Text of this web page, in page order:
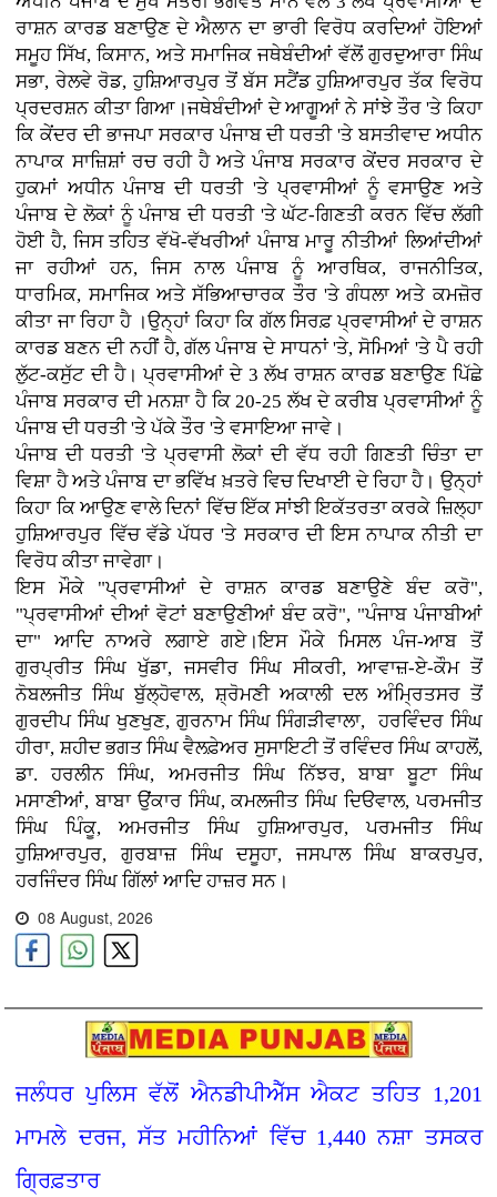
ਰਾਸ਼ਨ ਕਾਰਡ ਬਣਾਉਣ ਦੇ ਐਲਾਨ ਦਾ ਭਾਰੀ ਵਿਰੋਧ ਕਰਦਿਆਂ ਹੋਇਆਂ
ਸਮੂਹ ਸਿੱਖ, ਕਿਸਾਨ, ਅਤੇ ਸਮਾਜਿਕ ਜਥੇਬੰਦੀਆਂ ਵੱਲੋਂ ਗੁਰਦੁਆਰਾ ਸਿੰਘ
ਸਭਾ, ਰੇਲਵੇ ਰੋਡ, ਹੁਸ਼ਿਆਰਪੁਰ ਤੋਂ ਬੱਸ ਸਟੈਂਡ ਹੁਸ਼ਿਆਰਪੁਰ ਤੱਕ ਵਿਰੋਧ
ਪ੍ਰਦਰਸ਼ਨ ਕੀਤਾ ਗਿਆ।ਜਥੇਬੰਦੀਆਂ ਦੇ ਆਗੂਆਂ ਨੇ ਸਾਂਝੇ ਤੌਰ 'ਤੇ ਕਿਹਾ
ਕਿ ਕੇਂਦਰ ਦੀ ਭਾਜਪਾ ਸਰਕਾਰ ਪੰਜਾਬ ਦੀ ਧਰਤੀ 'ਤੇ ਬਸਤੀਵਾਦ ਅਧੀਨ
ਨਾਪਾਕ ਸਾਜ਼ਿਸ਼ਾਂ ਰਚ ਰਹੀ ਹੈ ਅਤੇ ਪੰਜਾਬ ਸਰਕਾਰ ਕੇਂਦਰ ਸਰਕਾਰ ਦੇ
ਹੁਕਮਾਂ ਅਧੀਨ ਪੰਜਾਬ ਦੀ ਧਰਤੀ 'ਤੇ ਪ੍ਰਵਾਸੀਆਂ ਨੂੰ ਵਸਾਉਣ ਅਤੇ
ਪੰਜਾਬ ਦੇ ਲੋਕਾਂ ਨੂੰ ਪੰਜਾਬ ਦੀ ਧਰਤੀ 'ਤੇ ਘੱਟ-ਗਿਣਤੀ ਕਰਨ ਵਿੱਚ ਲੱਗੀ
ਹੋਈ ਹੈ, ਜਿਸ ਤਹਿਤ ਵੱਖੋ-ਵੱਖਰੀਆਂ ਪੰਜਾਬ ਮਾਰੂ ਨੀਤੀਆਂ ਲਿਆਂਦੀਆਂ
ਜਾ ਰਹੀਆਂ ਹਨ, ਜਿਸ ਨਾਲ ਪੰਜਾਬ ਨੂੰ ਆਰਥਿਕ, ਰਾਜਨੀਤਿਕ,
ਧਾਰਮਿਕ, ਸਮਾਜਿਕ ਅਤੇ ਸੱਭਿਆਚਾਰਕ ਤੌਰ 'ਤੇ ਗੰਧਲਾ ਅਤੇ ਕਮਜ਼ੋਰ
ਕੀਤਾ ਜਾ ਰਿਹਾ ਹੈ ।ਉਨ੍ਹਾਂ ਕਿਹਾ ਕਿ ਗੱਲ ਸਿਰਫ਼ ਪ੍ਰਵਾਸੀਆਂ ਦੇ ਰਾਸ਼ਨ
ਕਾਰਡ ਬਣਨ ਦੀ ਨਹੀਂ ਹੈ, ਗੱਲ ਪੰਜਾਬ ਦੇ ਸਾਧਨਾਂ 'ਤੇ, ਸੋਮਿਆਂ 'ਤੇ ਪੈ ਰਹੀ
ਲੁੱਟ-ਕਸੁੱਟ ਦੀ ਹੈ। ਪ੍ਰਵਾਸੀਆਂ ਦੇ 3 ਲੱਖ ਰਾਸ਼ਨ ਕਾਰਡ ਬਣਾਉਣ ਪਿੱਛੇ
ਪੰਜਾਬ ਸਰਕਾਰ ਦੀ ਮਨਸ਼ਾ ਹੈ ਕਿ 20-25 ਲੱਖ ਦੇ ਕਰੀਬ ਪ੍ਰਵਾਸੀਆਂ ਨੂੰ
ਪੰਜਾਬ ਦੀ ਧਰਤੀ 'ਤੇ ਪੱਕੇ ਤੌਰ 'ਤੇ ਵਸਾਇਆ ਜਾਵੇ।
ਪੰਜਾਬ ਦੀ ਧਰਤੀ 'ਤੇ ਪ੍ਰਵਾਸੀ ਲੋਕਾਂ ਦੀ ਵੱਧ ਰਹੀ ਗਿਣਤੀ ਚਿੰਤਾ ਦਾ
ਵਿਸ਼ਾ ਹੈ ਅਤੇ ਪੰਜਾਬ ਦਾ ਭਵਿੱਖ ਖ਼ਤਰੇ ਵਿਚ ਦਿਖਾਈ ਦੇ ਰਿਹਾ ਹੈ। ਉਨ੍ਹਾਂ
ਕਿਹਾ ਕਿ ਆਉਣ ਵਾਲੇ ਦਿਨਾਂ ਵਿੱਚ ਇੱਕ ਸਾਂਝੀ ਇਕੱਤਰਤਾ ਕਰਕੇ ਜ਼ਿਲ੍ਹਾ
ਹੁਸ਼ਿਆਰਪੁਰ ਵਿੱਚ ਵੱਡੇ ਪੱਧਰ 'ਤੇ ਸਰਕਾਰ ਦੀ ਇਸ ਨਾਪਾਕ ਨੀਤੀ ਦਾ
ਵਿਰੋਧ ਕੀਤਾ ਜਾਵੇਗਾ।
ਇਸ ਮੌਕੇ "ਪ੍ਰਵਾਸੀਆਂ ਦੇ ਰਾਸ਼ਨ ਕਾਰਡ ਬਣਾਉਣੇ ਬੰਦ ਕਰੋ",
"ਪ੍ਰਵਾਸੀਆਂ ਦੀਆਂ ਵੋਟਾਂ ਬਣਾਉਣੀਆਂ ਬੰਦ ਕਰੋ", "ਪੰਜਾਬ ਪੰਜਾਬੀਆਂ‌
ਦਾ" ਆਦਿ ਨਾਅਰੇ ਲਗਾਏ ਗਏ।ਇਸ ਮੌਕੇ ਮਿਸਲ ਪੰਜ-ਆਬ ਤੋਂ
ਗੁਰਪ੍ਰੀਤ ਸਿੰਘ ਖੁੱਡਾ, ਜਸਵੀਰ ਸਿੰਘ ਸੀਕਰੀ, ਆਵਾਜ਼-ਏ-ਕੌਮ ਤੋਂ
ਨੋਬਲਜੀਤ ਸਿੰਘ ਬੁੱਲ੍ਹੋਵਾਲ, ਸ਼੍ਰੋਮਣੀ ਅਕਾਲੀ ਦਲ ਅੰਮ੍ਰਿਤਸਰ ਤੋਂ
ਗੁਰਦੀਪ ਸਿੰਘ ਖੁਣਖੁਣ, ਗੁਰਨਾਮ ਸਿੰਘ ਸਿੰਗੜੀਵਾਲਾ, ਹਰਵਿੰਦਰ ਸਿੰਘ
ਹੀਰਾ, ਸ਼ਹੀਦ ਭਗਤ ਸਿੰਘ ਵੈਲਫ਼ੇਅਰ ਸੁਸਾਇਟੀ ਤੋਂ ਰਵਿੰਦਰ ਸਿੰਘ ਕਾਹਲੋਂ,
ਡਾ. ਹਰਲੀਨ ਸਿੰਘ, ਅਮਰਜੀਤ ਸਿੰਘ ਨਿੱਝਰ, ਬਾਬਾ ਬੂਟਾ ਸਿੰਘ
ਮਸਾਣੀਆਂ, ਬਾਬਾ ਉਂਕਾਰ ਸਿੰਘ, ਕਮਲਜੀਤ ਸਿੰਘ ਦਿੳਵਾਲ, ਪਰਮਜੀਤ
ਸਿੰਘ ਪਿੰਕੂ, ਅਮਰਜੀਤ ਸਿੰਘ ਹੁਸ਼ਿਆਰਪੁਰ, ਪਰਮਜੀਤ ਸਿੰਘ
ਹੁਸ਼ਿਆਰਪੁਰ, ਗੁਰਬਾਜ਼ ਸਿੰਘ ਦਸੂਹਾ, ਜਸਪਾਲ ਸਿੰਘ ਬਾਕਰਪੁਰ,
ਹਰਜਿੰਦਰ ਸਿੰਘ ਗਿੱਲਾਂ ਆਦਿ ਹਾਜ਼ਰ ਸਨ।
08 August, 2026
ਜਲੰਧਰ ਪੁਲਿਸ ਵੱਲੋਂ ਐਨਡੀਪੀਐੱਸ ਐਕਟ ਤਹਿਤ 1,201
ਮਾਮਲੇ ਦਰਜ, ਸੱਤ ਮਹੀਨਿਆਂ ਵਿੱਚ 1,440 ਨਸ਼ਾ ਤਸਕਰ
ਗ੍ਰਿਫ਼ਤਾਰ